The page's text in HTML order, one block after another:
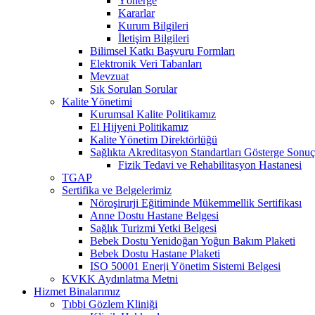
Kararlar
Kurum Bilgileri
İletişim Bilgileri
Bilimsel Katkı Başvuru Formları
Elektronik Veri Tabanları
Mevzuat
Sık Sorulan Sorular
Kalite Yönetimi
Kurumsal Kalite Politikamız
El Hijyeni Politikamız
Kalite Yönetim Direktörlüğü
Sağlıkta Akreditasyon Standartları Gösterge
Fizik Tedavi ve Rehabilitasyon Hastanesi
TGAP
Sertifika ve Belgelerimiz
Nöroşirurji Eğitiminde Mükemmellik Sertifikası
Anne Dostu Hastane Belgesi
Sağlık Turizmi Yetki Belgesi
Bebek Dostu Yenidoğan Yoğun Bakım Plaketi
Bebek Dostu Hastane Plaketi
ISO 50001 Enerji Yönetim Sistemi Belgesi
KVKK Aydınlatma Metni
Hizmet Binalarımız
Tıbbi Gözlem Kliniği